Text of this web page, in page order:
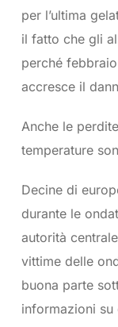
per l’ultima
il fatto che gli
perché
accresce il
Anche le
temperature
Decine di
durante le
autorità
vittime delle
buona parte
informazioni